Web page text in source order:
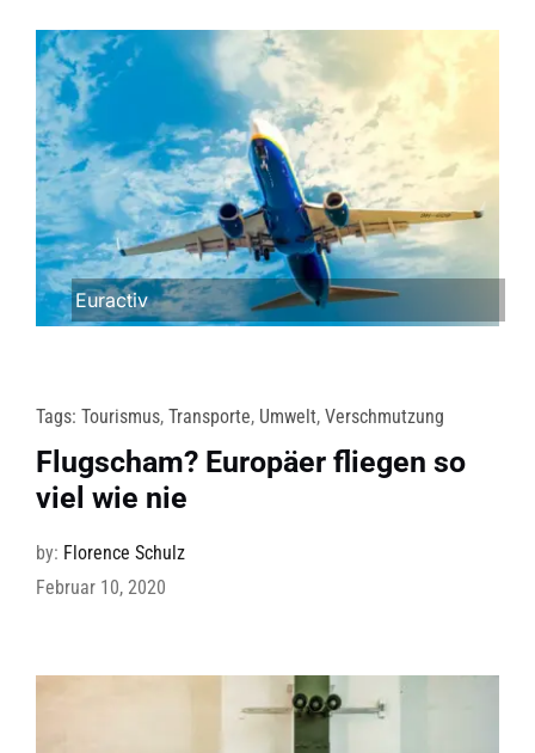
Euractiv
Tags: Tourismus, Transporte, Umwelt, Verschmutzung
Flugscham? Europäer fliegen so
viel wie nie
by: Florence Schulz
Februar 10, 2020